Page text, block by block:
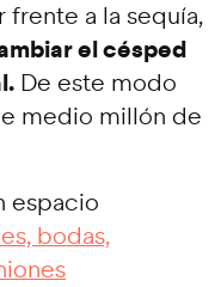
frente a la sequía,
el césped
De este modo
medio millón de
espacio
bodas,